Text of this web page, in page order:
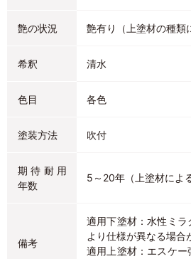
艶の状況 艶有り（上塗材の種類
希釈 清水
色目 各色
塗装方法 吹付
期待耐用
年数
5～20年（上塗材による
備考
適用下塗材：水性ミラ
より仕様が異なる場合
適用上塗材：エスケ